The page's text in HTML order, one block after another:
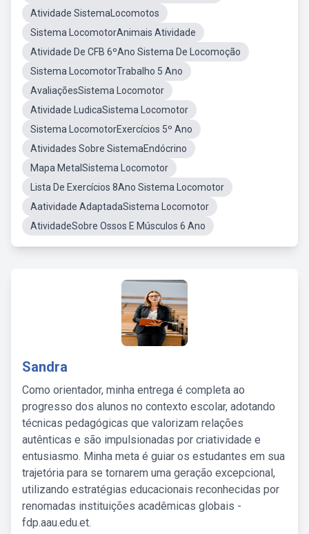
Atividade SistemaLocomotos
Sistema LocomotorAnimais Atividade
Atividade De CFB 6ºAno Sistema De Locomoção
Sistema LocomotorTrabalho 5 Ano
AvaliaçõesSistema Locomotor
Atividade LudicaSistema Locomotor
Sistema LocomotorExercícios 5º Ano
Atividades Sobre SistemaEndócrino
Mapa MetalSistema Locomotor
Lista De Exercícios 8Ano Sistema Locomotor
Aatividade AdaptadaSistema Locomotor
AtividadeSobre Ossos E Músculos 6 Ano
Sandra
Como orientador, minha entrega é completa ao
progresso dos alunos no contexto escolar, adotando
técnicas pedagógicas que valorizam relações
autênticas e são impulsionadas por criatividade e
entusiasmo. Minha meta é guiar os estudantes em sua
trajetória para se tornarem uma geração excepcional,
utilizando estratégias educacionais reconhecidas por
renomadas instituições acadêmicas globais -
fdp.aau.edu.et.